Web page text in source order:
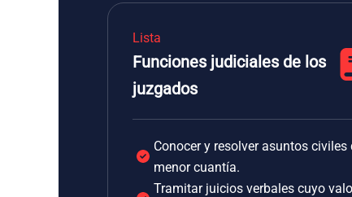
Lista
Funciones judiciales de los
juzgados
Conocer y resolver asuntos civiles
menor cuantía.
Tramitar juicios verbales cuyo